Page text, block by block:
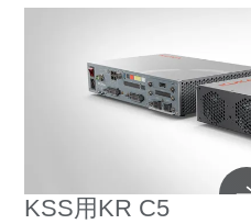
KSS用KR C5